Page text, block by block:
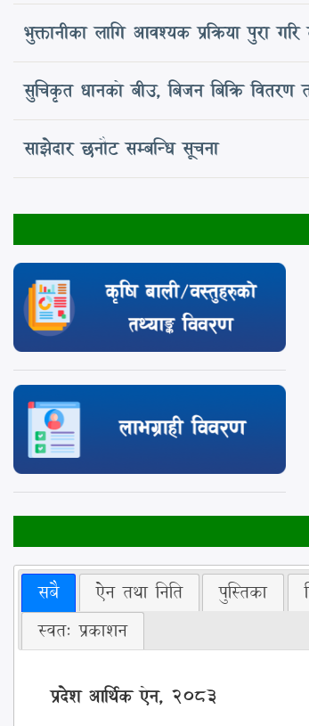
भुक्तानीका लागि आवश्यक प्रक्रिया पुरा
सुचिकृत धानको बीउ, बिजन बिक्रि वितरण
साझेदार छनौट सम्बन्धि सूचना
सबै ऐन तथा निति पुस्तिका
स्वत: प्रकाशन
प्रदेश आर्थिक ऐन, २०८3